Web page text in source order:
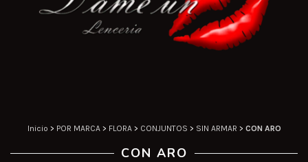
Inicio > POR MARCA > FLORA > CONJUNTOS > SIN ARMAR > CON ARO
CON ARO